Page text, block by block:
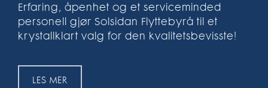
Erfaring, åpenhet og et serviceminded
personell gjør Solsidan Flyttebyrå til et
krystallklart valg for den kvalitetsbevisste!
LES MER